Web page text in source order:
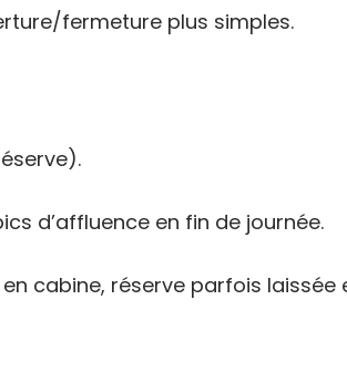
fermeture plus simples.
d’affluence en fin de journée.
cabine, réserve parfois laissée